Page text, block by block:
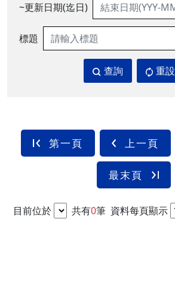
~更新日期(迄日)
標題
查詢 重設
第一頁 上一頁
最末頁
目前位於 共有0筆 資料每頁顯示